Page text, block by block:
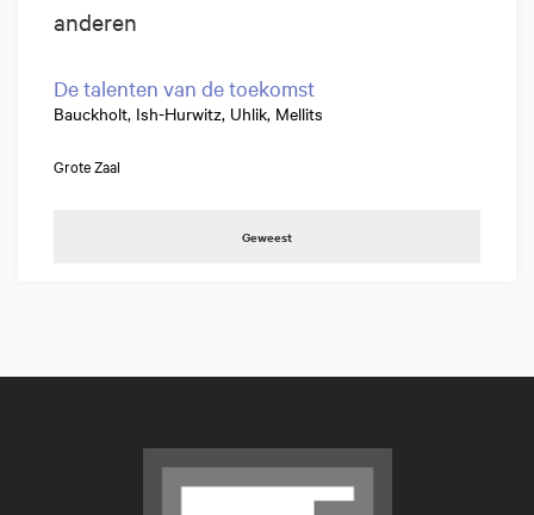
anderen
De talenten van de toekomst
Bauckholt, Ish-Hurwitz, Uhlik, Mellits
Grote Zaal
Geweest